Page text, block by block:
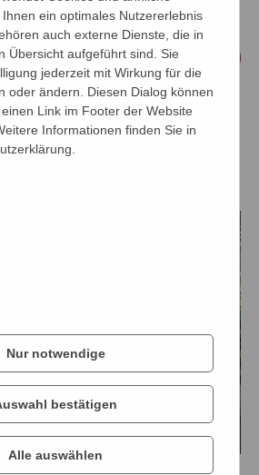
etwas abtropfen
Wrap verteilen.
mit einer Wrap-
Wrap mitsamt der
aufschneiden und
ein optimales Nutzererlebnis
auch externe Dienste, die in
Übersicht aufgeführt sind. Sie
jederzeit mit Wirkung für die
oder ändern. Diesen Dialog können
Link im Footer der Website
Informationen finden Sie in
Nur notwendige
bestätigen
Alle auswählen